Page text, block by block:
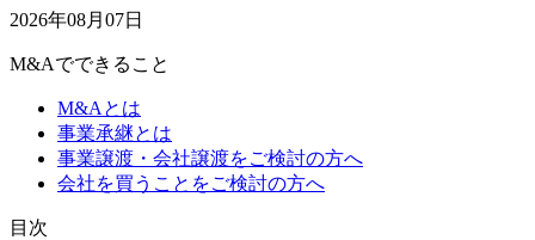
2026年08月07日
M&Aでできること
M&Aとは
事業承継とは
事業譲渡・会社譲渡をご検討の方へ
会社を買うことをご検討の方へ
⽬次